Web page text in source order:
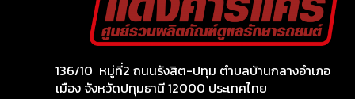
136/10 หมู่ที่2 ถนนรังสิต-ปทุม ตำบลบ้านกลางอำเภอ
เมือง จังหวัดปทุมธานี 12000 ประเทศไทย